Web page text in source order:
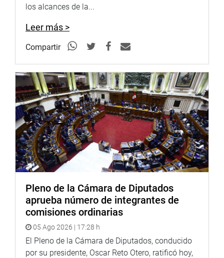
los alcances de la...
Leer más >
Compartir
Pleno de la Cámara de Diputados
aprueba número de integrantes de
comisiones ordinarias
05 Ago 2026 | 17:28 h
El Pleno de la Cámara de Diputados, conducido
por su presidente, Oscar Reto Otero, ratificó hoy,